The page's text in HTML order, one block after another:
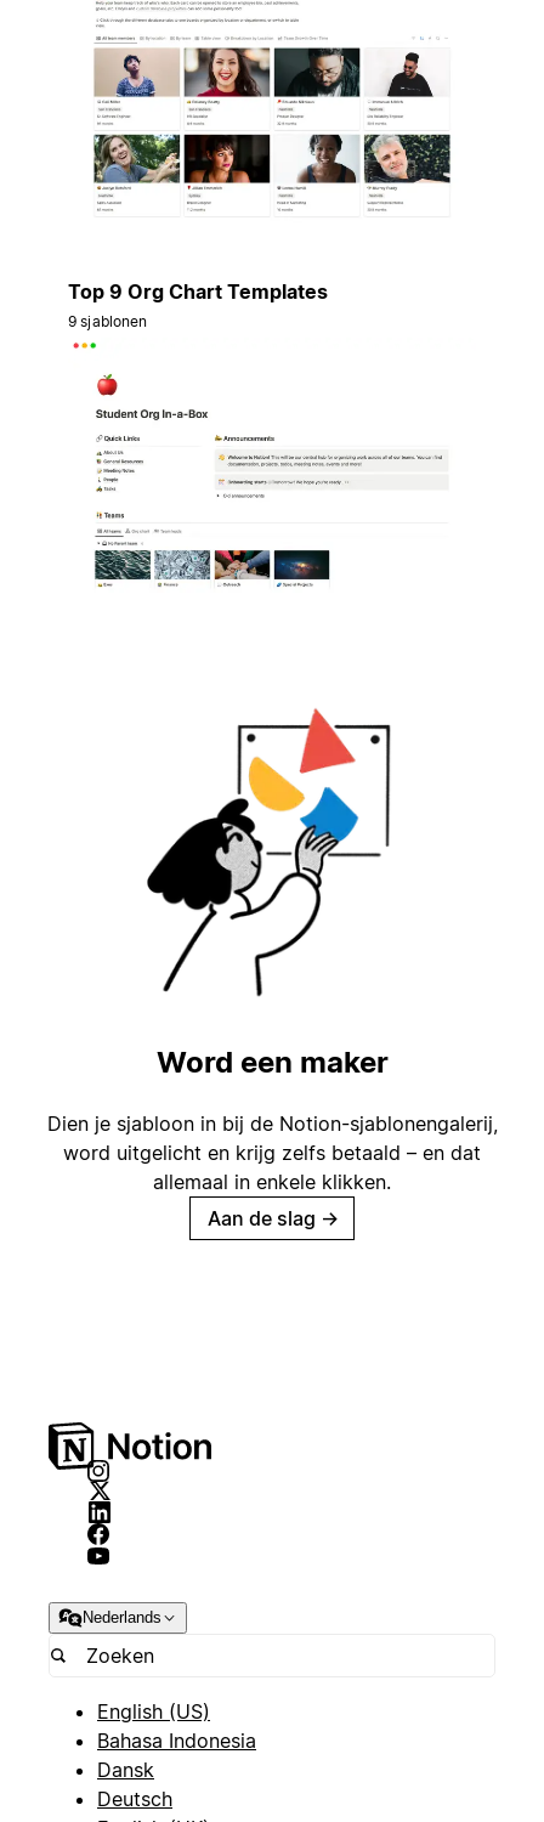
Top 9 Org Chart Templates
9 sjablonen
Word een maker
Dien je sjabloon in bij de Notion-sjablonengalerij,
word uitgelicht en krijg zelfs betaald – en dat
allemaal in enkele klikken.
Aan de slag →
Nederlands
English (US)
Bahasa Indonesia
Dansk
Deutsch